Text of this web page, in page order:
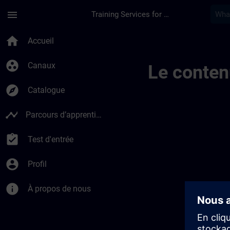
menu Training Services for Digital Industries
home Accueil
group_work Canaux
explore Catalogue
timeline Parcours d’apprentissage
assignment_turned_in Test d'entrée
account_circle Profil
info À propos de nous
Le